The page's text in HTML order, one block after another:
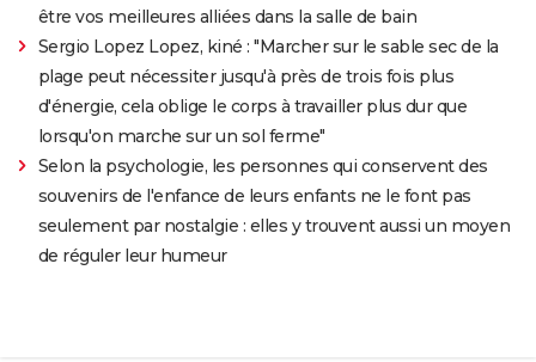
être vos meilleures alliées dans la salle de bain
Sergio Lopez Lopez, kiné : "Marcher sur le sable sec de la
plage peut nécessiter jusqu'à près de trois fois plus
d'énergie, cela oblige le corps à travailler plus dur que
lorsqu'on marche sur un sol ferme"
Selon la psychologie, les personnes qui conservent des
souvenirs de l'enfance de leurs enfants ne le font pas
seulement par nostalgie : elles y trouvent aussi un moyen
de réguler leur humeur